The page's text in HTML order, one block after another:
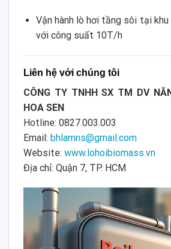
Vận hành lò hơi tầng sôi tại khu
với công suất 10T/h
Liên hệ với chúng tôi
CÔNG TY TNHH SX TM DV
HOA SEN
Hotline: 0827.003.003
Email: bhlamns@gmail.com
Website: www.lohoibiomass.vn
Địa chỉ: Quận 7, TP. HCM